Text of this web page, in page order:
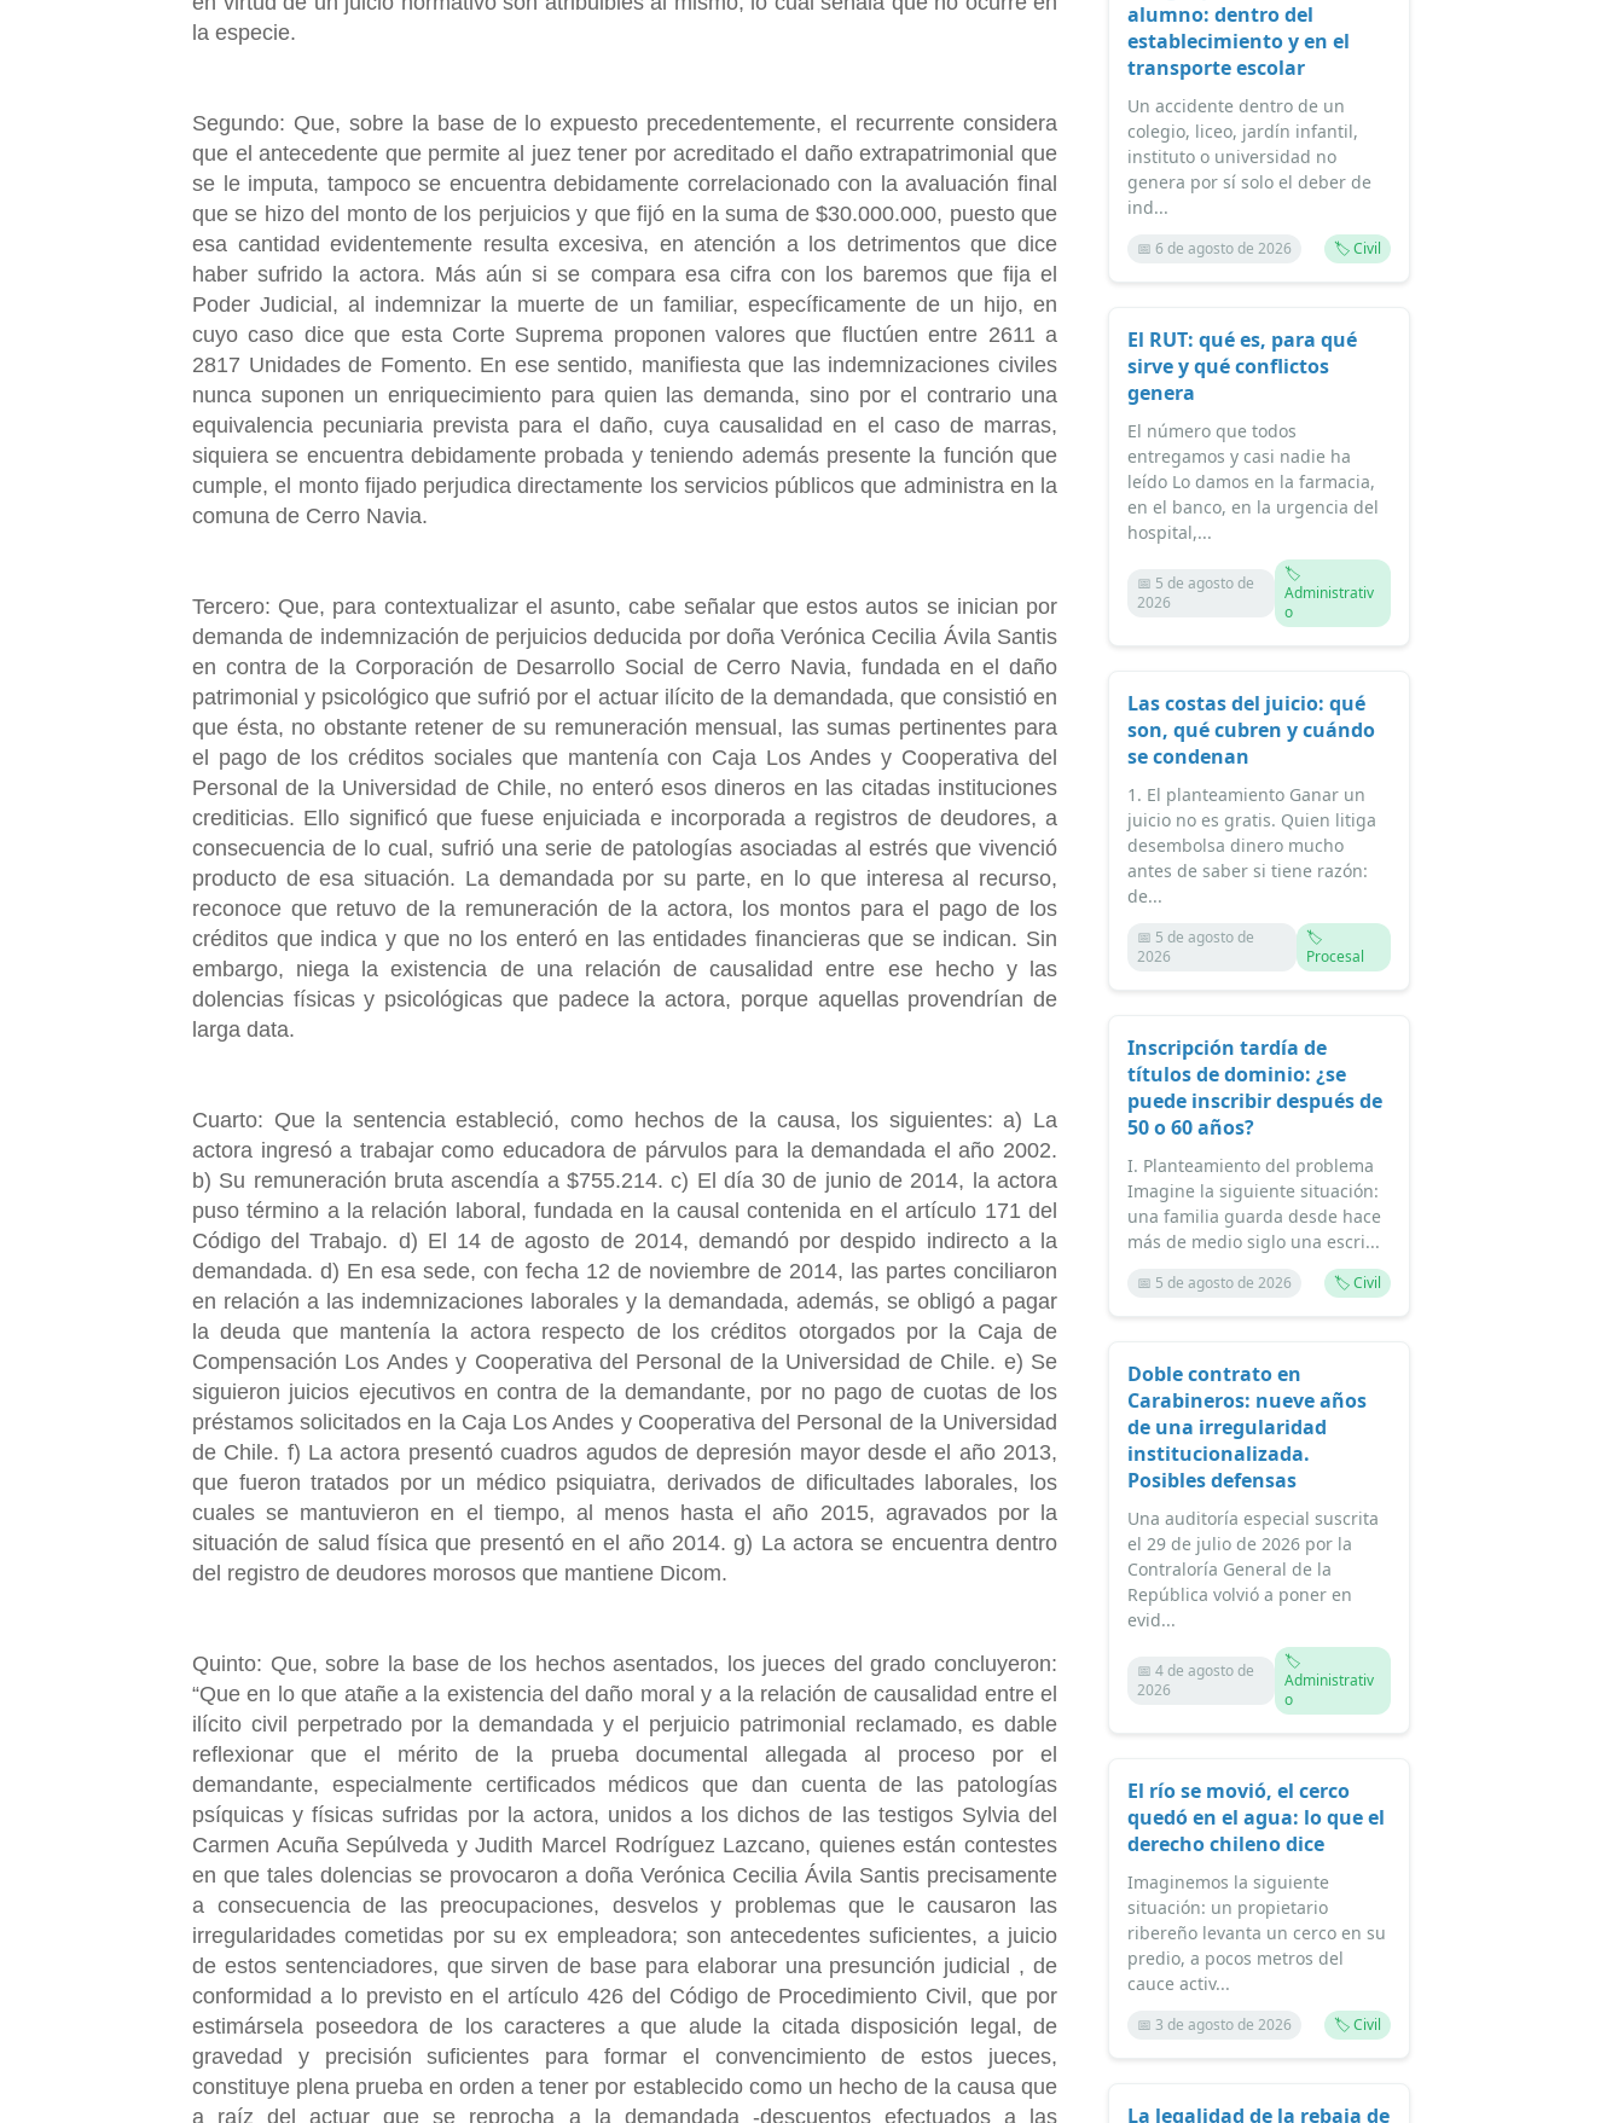
la especie.
Segundo: Que, sobre la base de lo expuesto precedentemente, el recurrente considera
que el antecedente que permite al juez tener por acreditado el daño extrapatrimonial que
se le imputa, tampoco se encuentra debidamente correlacionado con la avaluación final
que se hizo del monto de los perjuicios y que fijó en la suma de $30.000.000, puesto que
esa cantidad evidentemente resulta excesiva, en atención a los detrimentos que dice
haber sufrido la actora. Más aún si se compara esa cifra con los baremos que fija el
Poder Judicial, al indemnizar la muerte de un familiar, específicamente de un hijo, en
cuyo caso dice que esta Corte Suprema proponen valores que fluctúen entre 2611 a
2817 Unidades de Fomento. En ese sentido, manifiesta que las indemnizaciones civiles
nunca suponen un enriquecimiento para quien las demanda, sino por el contrario una
equivalencia pecuniaria prevista para el daño, cuya causalidad en el caso de marras,
siquiera se encuentra debidamente probada y teniendo además presente la función que
cumple, el monto fijado perjudica directamente los servicios públicos que administra en la
comuna de Cerro Navia.
Tercero: Que, para contextualizar el asunto, cabe señalar que estos autos se inician por
demanda de indemnización de perjuicios deducida por doña Verónica Cecilia Ávila Santis
en contra de la Corporación de Desarrollo Social de Cerro Navia, fundada en el daño
patrimonial y psicológico que sufrió por el actuar ilícito de la demandada, que consistió en
que ésta, no obstante retener de su remuneración mensual, las sumas pertinentes para
el pago de los créditos sociales que mantenía con Caja Los Andes y Cooperativa del
Personal de la Universidad de Chile, no enteró esos dineros en las citadas instituciones
crediticias. Ello significó que fuese enjuiciada e incorporada a registros de deudores, a
consecuencia de lo cual, sufrió una serie de patologías asociadas al estrés que vivenció
producto de esa situación. La demandada por su parte, en lo que interesa al recurso,
reconoce que retuvo de la remuneración de la actora, los montos para el pago de los
créditos que indica y que no los enteró en las entidades financieras que se indican. Sin
embargo, niega la existencia de una relación de causalidad entre ese hecho y las
dolencias físicas y psicológicas que padece la actora, porque aquellas provendrían de
larga data.
Cuarto: Que la sentencia estableció, como hechos de la causa, los siguientes: a) La
actora ingresó a trabajar como educadora de párvulos para la demandada el año 2002.
b) Su remuneración bruta ascendía a $755.214. c) El día 30 de junio de 2014, la actora
puso término a la relación laboral, fundada en la causal contenida en el artículo 171 del
Código del Trabajo. d) El 14 de agosto de 2014, demandó por despido indirecto a la
demandada. d) En esa sede, con fecha 12 de noviembre de 2014, las partes conciliaron
en relación a las indemnizaciones laborales y la demandada, además, se obligó a pagar
la deuda que mantenía la actora respecto de los créditos otorgados por la Caja de
Compensación Los Andes y Cooperativa del Personal de la Universidad de Chile. e) Se
siguieron juicios ejecutivos en contra de la demandante, por no pago de cuotas de los
préstamos solicitados en la Caja Los Andes y Cooperativa del Personal de la Universidad
de Chile. f) La actora presentó cuadros agudos de depresión mayor desde el año 2013,
que fueron tratados por un médico psiquiatra, derivados de dificultades laborales, los
cuales se mantuvieron en el tiempo, al menos hasta el año 2015, agravados por la
situación de salud física que presentó en el año 2014. g) La actora se encuentra dentro
del registro de deudores morosos que mantiene Dicom.
Quinto: Que, sobre la base de los hechos asentados, los jueces del grado concluyeron:
“Que en lo que atañe a la existencia del daño moral y a la relación de causalidad entre el
ilícito civil perpetrado por la demandada y el perjuicio patrimonial reclamado, es dable
reflexionar que el mérito de la prueba documental allegada al proceso por el
demandante, especialmente certificados médicos que dan cuenta de las patologías
psíquicas y físicas sufridas por la actora, unidos a los dichos de las testigos Sylvia del
Carmen Acuña Sepúlveda y Judith Marcel Rodríguez Lazcano, quienes están contestes
en que tales dolencias se provocaron a doña Verónica Cecilia Ávila Santis precisamente
a consecuencia de las preocupaciones, desvelos y problemas que le causaron las
irregularidades cometidas por su ex empleadora; son antecedentes suficientes, a juicio
de estos sentenciadores, que sirven de base para elaborar una presunción judicial , de
conformidad a lo previsto en el artículo 426 del Código de Procedimiento Civil, que por
estimársela poseedora de los caracteres a que alude la citada disposición legal, de
gravedad y precisión suficientes para formar el convencimiento de estos jueces,
constituye plena prueba en orden a tener por establecido como un hecho de la causa que
a raíz del actuar que se reprocha a la demandada -descuentos efectuados a las
alumno: dentro del
establecimiento y en el
transporte escolar
Un accidente dentro de un
colegio, liceo, jardín infantil,
instituto o universidad no
genera por sí solo el deber de
ind...
📅 6 de agosto de 2026 🏷️ Civil
El RUT: qué es, para qué
sirve y qué conflictos
genera
El número que todos
entregamos y casi nadie ha
leído Lo damos en la farmacia,
en el banco, en la urgencia del
hospital,...
📅 5 de agosto de
2026
🏷️
Administrativ
o
Las costas del juicio: qué
son, qué cubren y cuándo
se condenan
1. El planteamiento Ganar un
juicio no es gratis. Quien litiga
desembolsa dinero mucho
antes de saber si tiene razón:
de...
📅 5 de agosto de
2026
🏷️
Procesal
Inscripción tardía de
títulos de dominio: ¿se
puede inscribir después de
50 o 60 años?
I. Planteamiento del problema
Imagine la siguiente situación:
una familia guarda desde hace
más de medio siglo una escri...
📅 5 de agosto de 2026 🏷️ Civil
Doble contrato en
Carabineros: nueve años
de una irregularidad
institucionalizada.
Posibles defensas
Una auditoría especial suscrita
el 29 de julio de 2026 por la
Contraloría General de la
República volvió a poner en
evid...
📅 4 de agosto de
2026
🏷️
Administrativ
o
El río se movió, el cerco
quedó en el agua: lo que el
derecho chileno dice
Imaginemos la siguiente
situación: un propietario
ribereño levanta un cerco en su
predio, a pocos metros del
cauce activ...
📅 3 de agosto de 2026 🏷️ Civil
La legalidad de la rebaja de